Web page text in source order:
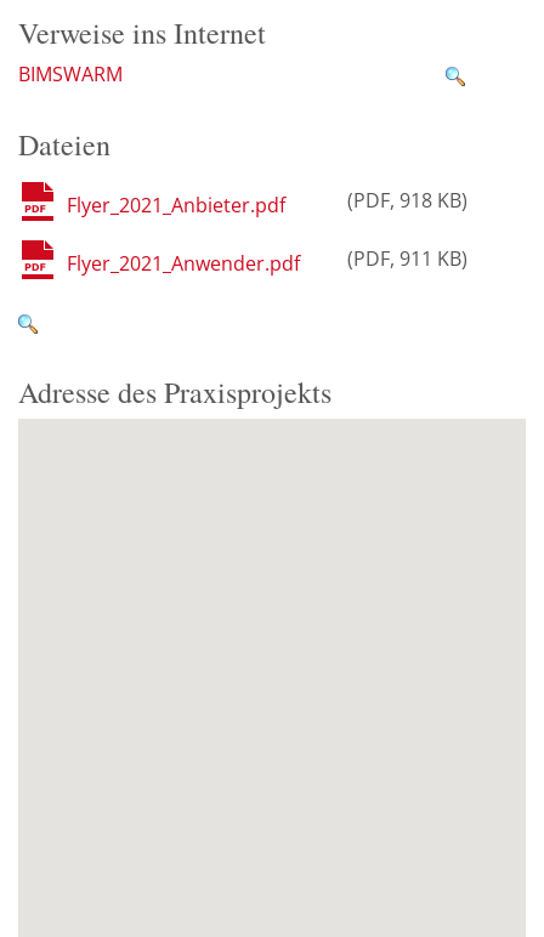
Verweise ins Internet
BIMSWARM
Dateien
Flyer_2021_Anbieter.pdf PDF 918 KB
Flyer_2021_Anwender.pdf PDF 911 KB
Adresse des Praxisprojekts